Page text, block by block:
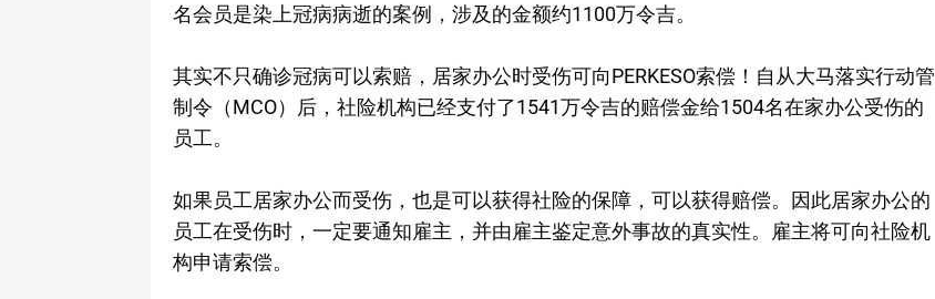
名会员是染上冠病病逝的案例，涉及的金额约1100万令吉。
其实不只确诊冠病可以索赔，居家办公时受伤可向PERKESO索偿！自从大马落实行动管
制令（MCO）后，社险机构已经支付了1541万令吉的赔偿金给1504名在家办公受伤的
员工。
如果员工居家办公而受伤，也是可以获得社险的保障，可以获得赔偿。因此居家办公的
员工在受伤时，一定要通知雇主，并由雇主鉴定意外事故的真实性。雇主将可向社险机
构申请索偿。